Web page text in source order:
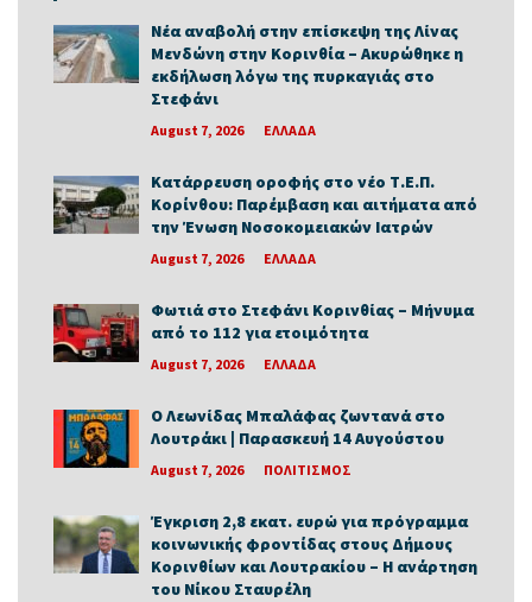
Νέα αναβολή στην επίσκεψη της Λίνας
Μενδώνη στην Κορινθία – Ακυρώθηκε η
εκδήλωση λόγω της πυρκαγιάς στο
Στεφάνι
August 7, 2026 ΕΛΛΑΔΑ
Κατάρρευση οροφής στο νέο Τ.Ε.Π.
Κορίνθου: Παρέμβαση και αιτήματα από
την Ένωση Νοσοκομειακών Ιατρών
August 7, 2026 ΕΛΛΑΔΑ
Φωτιά στο Στεφάνι Κορινθίας – Μήνυμα
από το 112 για ετοιμότητα
August 7, 2026 ΕΛΛΑΔΑ
Ο Λεωνίδας Μπαλάφας ζωντανά στο
Λουτράκι | Παρασκευή 14 Αυγούστου
August 7, 2026 ΠΟΛΙΤΙΣΜΟΣ
Έγκριση 2,8 εκατ. ευρώ για πρόγραμμα
κοινωνικής φροντίδας στους Δήμους
Κορινθίων και Λουτρακίου – Η ανάρτηση
του Νίκου Σταυρέλη